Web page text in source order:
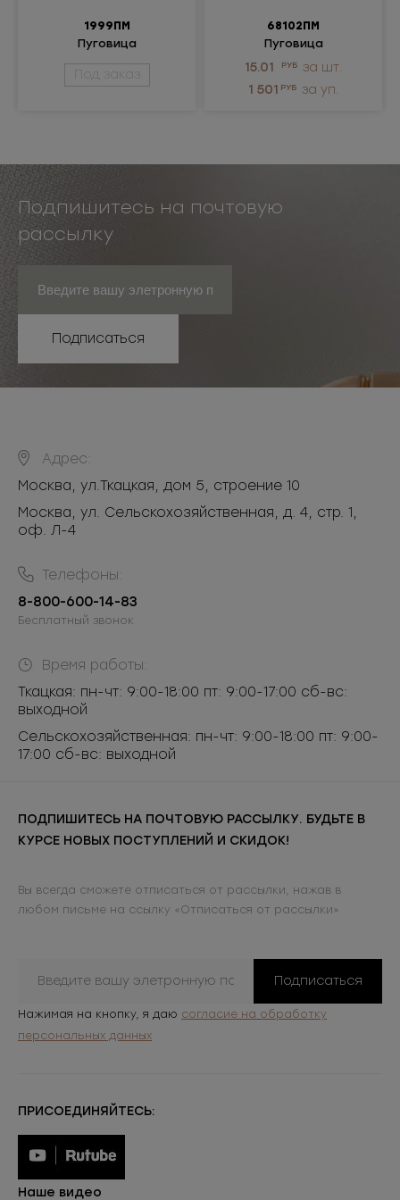
1999ПМ
Пуговица
металлическая
Под заказ
68102ПМ
Пуговица
металлическая
15.01 РУБ за шт.
1 501 РУБ за уп.
Подпишитесь на почтовую
рассылку
Подписаться
Адрес:
Москва, ул.Ткацкая, дом 5, строение 10
Москва, ул. Сельскохозяйственная, д. 4, стр. 1,
оф. Л-4
Телефоны:
8-800-600-14-83
Бесплатный звонок
Время работы:
Ткацкая: пн-чт: 9:00-18:00 пт: 9:00-17:00 сб-вс:
выходной
Сельскохозяйственная: пн-чт: 9:00-18:00 пт: 9:00-
17:00 сб-вс: выходной
ПОДПИШИТЕСЬ НА ПОЧТОВУЮ РАССЫЛКУ. БУДЬТЕ В
КУРСЕ НОВЫХ ПОСТУПЛЕНИЙ И СКИДОК!
Вы всегда сможете отписаться от рассылки, нажав в
любом письме на ссылку «Отписаться от рассылки»
Подписаться
Нажимая на кнопку, я даю согласие на обработку
персональных данных
ПРИСОЕДИНЯЙТЕСЬ:
Наше видео